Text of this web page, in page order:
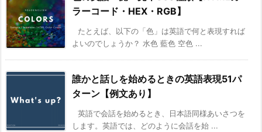
ラーコード・HEX・RGB】
たとえば、以下の「色」は英語で何と表現すれば
よいのでしょうか？ 水色 藍色 空色 ...
誰かと話しを始めるときの英語表現51パ
ターン【例文あり】
英語で会話を始めるとき、日本語同様あいさつを
します。英語では、どのように会話を始 ...